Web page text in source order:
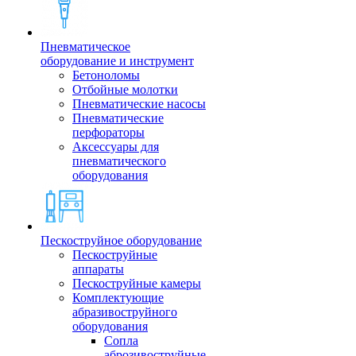
Пневматическое
оборудование и инструмент
Бетоноломы
Отбойные молотки
Пневматические насосы
Пневматические
перфораторы
Аксессуары для
пневматического
оборудования
Пескоструйное оборудование
Пескоструйные
аппараты
Пескоструйные камеры
Комплектующие
абразивоструйного
оборудования
Сопла